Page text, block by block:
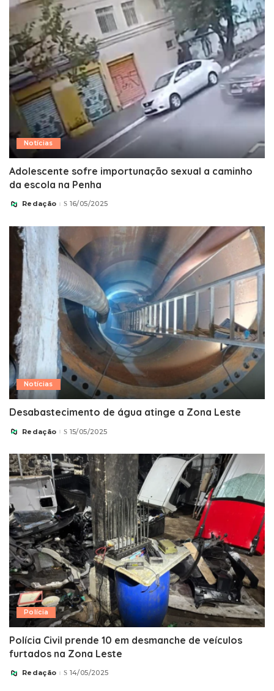
Notícias
Adolescente sofre importunação sexual a caminho
da escola na Penha
Posted
Redação 16/05/2025
Notícias
Desabastecimento de água atinge a Zona Leste
Posted
Redação 15/05/2025
Polícia
Polícia Civil prende 10 em desmanche de veículos
furtados na Zona Leste
Posted
Redação 14/05/2025